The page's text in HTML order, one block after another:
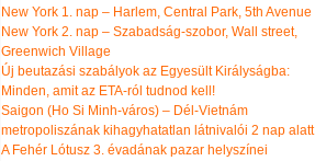
New York 1. nap – Harlem, Central Park, 5th Avenue
New York 2. nap – Szabadság-szobor, Wall street,
Greenwich Village
Új beutazási szabályok az Egyesült Királyságba:
Minden, amit az ETA-ról tudnod kell!
Saigon (Ho Si Minh-város) – Dél-Vietnám
metropoliszának kihagyhatatlan látnivalói 2 nap alatt
A Fehér Lótusz 3. évadának pazar helyszínei